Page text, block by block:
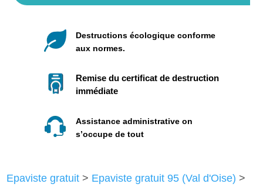
Destructions écologique conforme
aux normes.
Remise du certificat de destruction
immédiate
Assistance administrative on
s’occupe de tout
Epaviste gratuit > Epaviste gratuit 95 (Val d'Oise) >